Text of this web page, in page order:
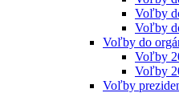
Voľby
Voľby
Voľby do
Voľby
Voľby
Voľby